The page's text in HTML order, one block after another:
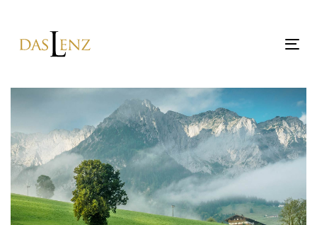
content